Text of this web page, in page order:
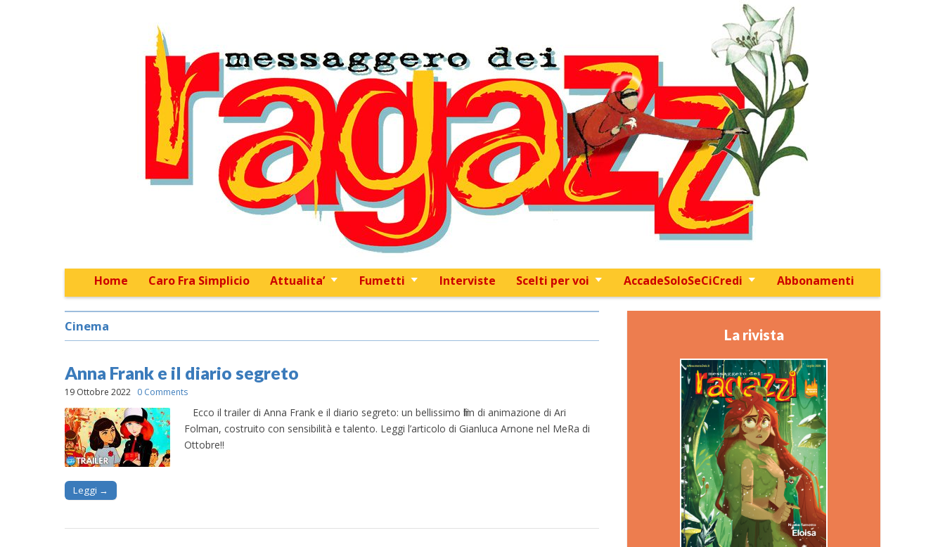
Skip to content
Home Caro Fra Simplicio Attualita’ Fumetti Interviste Scelti per voi AccadeSoloSeCiCredi Abbonamenti
Sub menu
Cinema
Anna Frank e il diario segreto
19 Ottobre 2022 0 Comments
Ecco il trailer di Anna Frank e il diario segreto: un bellissimo film di animazione di Ari
Folman, costruito con sensibilità e talento. Leggi l’articolo di Gianluca Arnone nel MeRa di
Ottobre!!
Leggi →
La rivista